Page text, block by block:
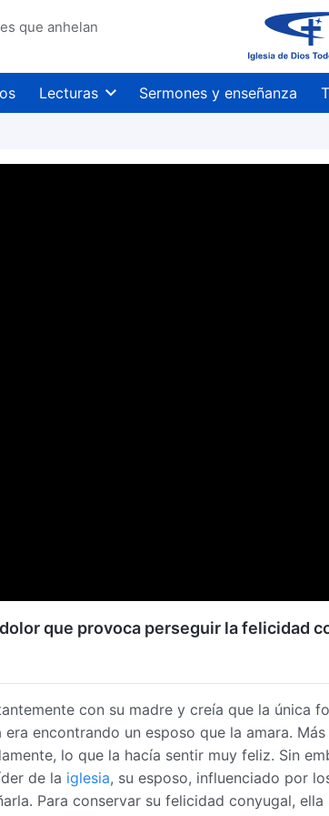
que anhelan
Lecturas Sermones y enseñanza
que provoca perseguir la felicidad
con su madre y creía que la única
encontrando un esposo que la amara.
lo que la hacía sentir muy feliz. Sin
de la iglesia, su esposo, influenciado por
Para conservar su felicidad conyugal, ella